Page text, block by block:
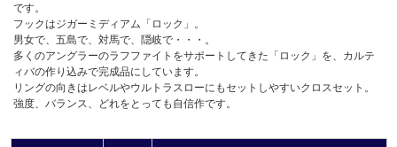
です。
フックはジガーミディアム「ロック」。
男女で、五島で、対馬で、隠岐で・・・。
多くのアングラーのラフファイトをサポートしてきた「ロック」を、カルテ
ィバの作り込みで完成品にしています。
リングの向きはレベルやウルトラスローにもセットしやすいクロスセット。
強度、バランス、どれをとっても自信作です。